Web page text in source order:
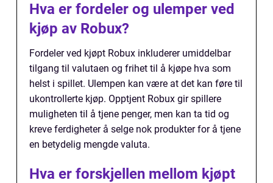
Hva er fordeler og ulemper ved
kjøp av Robux?
Fordeler ved kjøpt Robux inkluderer umiddelbar
tilgang til valutaen og frihet til å kjøpe hva som
helst i spillet. Ulempen kan være at det kan føre til
ukontrollerte kjøp. Opptjent Robux gir spillere
muligheten til å tjene penger, men kan ta tid og
kreve ferdigheter å selge nok produkter for å tjene
en betydelig mengde valuta.
Hva er forskjellen mellom kjøpt